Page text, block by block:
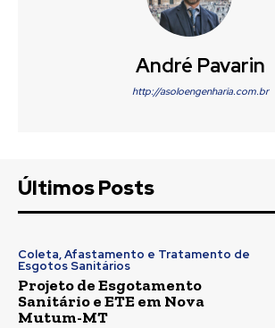
André Pavarin
http://asoloengenharia.com.br
Últimos Posts
Coleta, Afastamento e Tratamento de
Esgotos Sanitários
Projeto de Esgotamento
Sanitário e ETE em Nova
Mutum-MT